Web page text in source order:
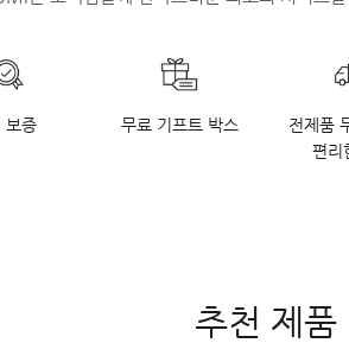
보증 무료 기프트 박스
전제품
편리
추천 제품